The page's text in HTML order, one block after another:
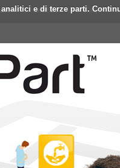
e di terze parti.
Mobile Faq